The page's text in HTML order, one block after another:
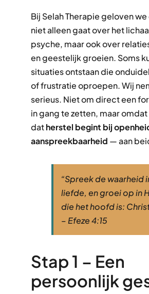
Bij Selah Therapie geloven
niet alleen gaat over het
psyche, maar ook over
en geestelijk groeien. Soms
situaties ontstaan die
of frustratie oproepen. Wij
serieus. Niet om direct een
in gang te zetten, maar
datherstel begint bij
aanspreekbaarheid — aan
“Spreek de waarheid
liefde, en groei op in
die het hoofd is:
– Efeze 4:15
Stap 1 – Een
persoonlijk